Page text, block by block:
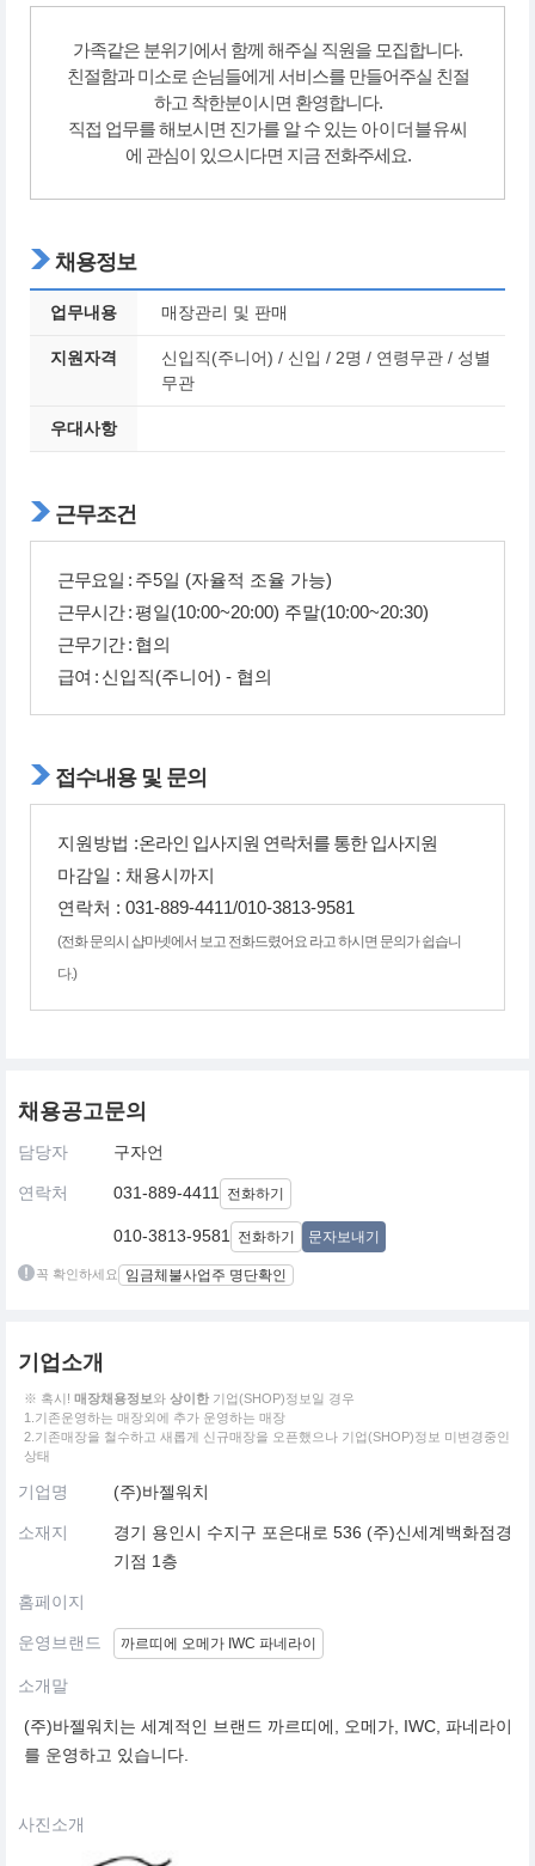
가족같은 분위기에서 함께 해주실 직원을 모집합니다.
친절함과 미소로 손님들에게 서비스를 만들어주실 친절
하고 착한분이시면 환영합니다.
직접 업무를 해보시면 진가를 알 수 있는 아이더블유씨
에 관심이 있으시다면 지금 전화주세요.
채용정보
업무내용 매장관리 및 판매
지원자격
신입직(주니어) / 신입 / 2명 / 연령무관 / 성별
무관
우대사항
근무조건
근무요일 : 주5일 (자율적 조율 가능)
근무시간 : 평일(10:00~20:00) 주말(10:00~20:30)
근무기간 : 협의
급여 : 신입직(주니어) - 협의
접수내용 및 문의
지원방법 :온라인 입사지원 연락처를 통한 입사지원
마감일 : 채용시까지
연락처 : 031-889-4411/010-3813-9581
(전화 문의시 샵마넷에서 보고 전화드렸어요 라고 하시면 문의가 쉽습니
다.)
채용공고문의
담당자 구자언
연락처 031-889-4411 전화하기
010-3813-9581 전화하기 문자보내기
꼭 확인하세요 임금체불사업주 명단확인
기업소개
※ 혹시! 매장채용정보와 상이한 기업(SHOP)정보일 경우
1.기존운영하는 매장외에 추가 운영하는 매장
2.기존매장을 철수하고 새롭게 신규매장을 오픈했으나 기업(SHOP)정보 미변경중인
상태
기업명 (주)바젤워치
소재지
경기 용인시 수지구 포은대로 536 (주)신세계백화점경
기점 1층
홈페이지
운영브랜드 까르띠에 오메가 IWC 파네라이
소개말
(주)바젤워치는 세계적인 브랜드 까르띠에, 오메가, IWC, 파네라이
를 운영하고 있습니다.
사진소개